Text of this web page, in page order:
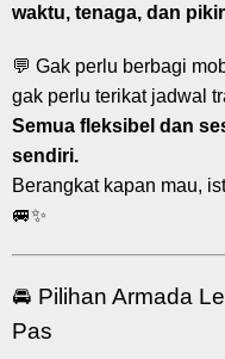
waktu, tenaga, dan
💬 Gak perlu berbagi
gak perlu terikat jadwal
Semua fleksibel dan
sendiri.
Berangkat kapan mau,
🚐✨
🚘 Pilihan Armada
Pas